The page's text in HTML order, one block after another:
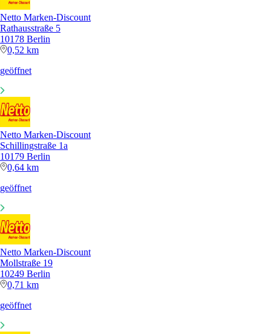
Netto Marken-Discount
Rathausstraße 5
10178 Berlin
0,52 km
geöffnet
Netto Marken-Discount
Schillingstraße 1a
10179 Berlin
0,64 km
geöffnet
Netto Marken-Discount
Mollstraße 19
10249 Berlin
0,71 km
geöffnet